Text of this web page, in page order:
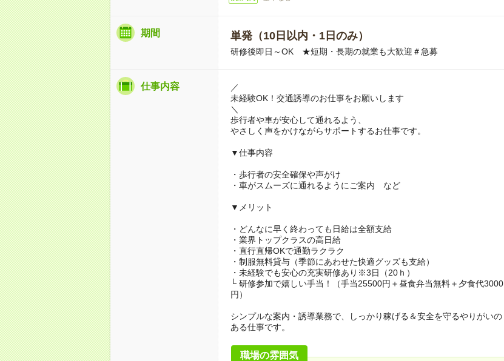
期間 単発（10日以内・1日のみ）
研修後即日～OK ★短期・長期の就業も大歓迎＃急募
仕事内容
／
未経験OK！交通誘導のお仕事をお願いします
＼
歩行者や車が安心して通れるよう、
やさしく声をかけながらサポートするお仕事です。
▼仕事内容
・歩行者の安全確保や声がけ
・車がスムーズに通れるようにご案内 など
▼メリット
・どんなに早く終わっても日給は全額支給
・業界トップクラスの高日給
・直行直帰OKで通勤ラクラク
・制服無料貸与（季節にあわせた快適グッズも支給）
・未経験でも安心の充実研修あり※3日（20ｈ）
└ 研修参加で嬉しい手当！（手当25500円＋昼食弁当無料＋夕食代3000
円）
シンプルな案内・誘導業務で、しっかり稼げる＆安全を守るやりがいの
ある仕事です。
職場の雰囲気